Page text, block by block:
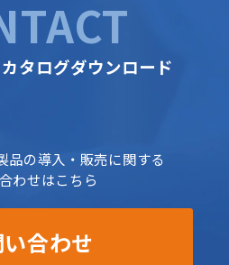
タログダウンロード
品の導入・販売に関する
わせはこちら
合わせ